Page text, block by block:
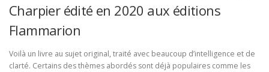
Charpier édité en 2020 aux éditions
Flammarion
Voilà un livre au sujet original, traité avec beaucoup d’intelligence et de
clarté. Certains des thèmes abordés sont déjà populaires comme les